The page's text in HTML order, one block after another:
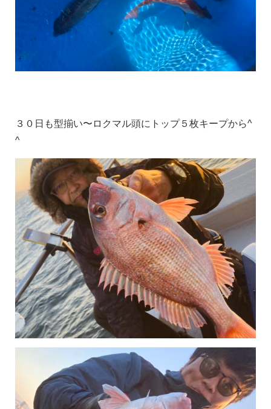
３０日も型揃い〜ロクマル頭にトップ５枚キープから^
^